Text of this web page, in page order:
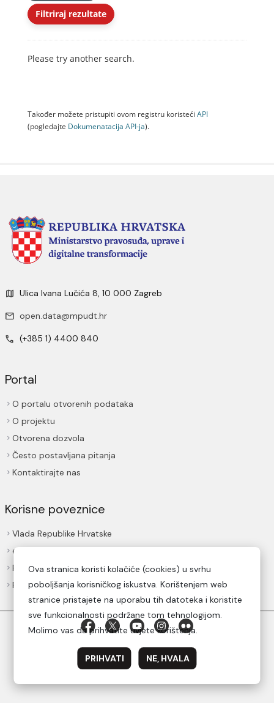
Filtriraj rezultate
Please try another search.
Također možete pristupiti ovom registru koristeći API
(pogledajte Dokumenаtаcijа API-jа).